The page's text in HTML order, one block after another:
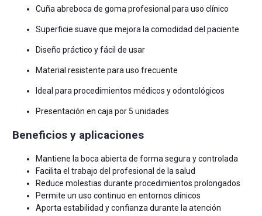
Cuña abreboca de goma profesional para uso clínico
Superficie suave que mejora la comodidad del paciente
Diseño práctico y fácil de usar
Material resistente para uso frecuente
Ideal para procedimientos médicos y odontológicos
Presentación en caja por 5 unidades
Beneficios y aplicaciones
Mantiene la boca abierta de forma segura y controlada
Facilita el trabajo del profesional de la salud
Reduce molestias durante procedimientos prolongados
Permite un uso continuo en entornos clínicos
Aporta estabilidad y confianza durante la atención